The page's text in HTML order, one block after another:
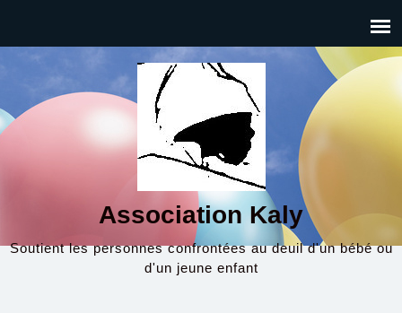
Association Kaly
Soutient les personnes confrontées au deuil d'un bébé ou
d'un jeune enfant